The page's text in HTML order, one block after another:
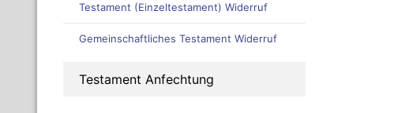
Testament (Einzeltestament) Widerruf
Gemeinschaftliches Testament Widerruf
Testament Anfechtung